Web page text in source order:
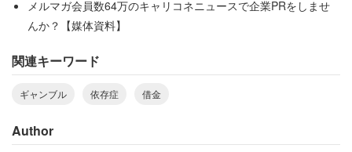
メルマガ会員数64万のキャリコネニュースで企業PRをしませ
んか？【媒体資料】
関連キーワード
ギャンブル 依存症 借金
Author